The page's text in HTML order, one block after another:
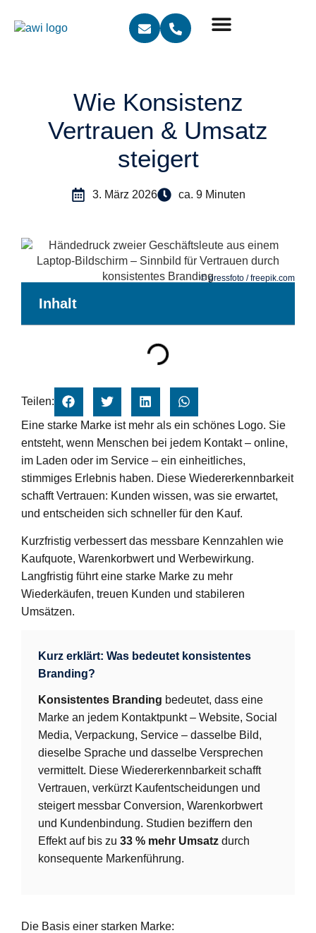
Wie Konsistenz
Vertrauen & Umsatz
steigert
3. März 2026 ca. 9 Minuten
© pressfoto / freepik.com
Eine starke Marke ist mehr als ein schönes Logo. Sie
entsteht, wenn Menschen bei jedem Kontakt – online,
im Laden oder im Service – ein einheitliches,
stimmiges Erlebnis haben. Diese Wiedererkennbarkeit
schafft Vertrauen: Kunden wissen, was sie erwartet,
und entscheiden sich schneller für den Kauf.
Kurzfristig verbessert das messbare Kennzahlen wie
Kaufquote, Warenkorbwert und Werbewirkung.
Langfristig führt eine starke Marke zu mehr
Wiederkäufen, treuen Kunden und stabileren
Umsätzen.
Kurz erklärt: Was bedeutet konsistentes
Branding?
Konsistentes Branding bedeutet, dass eine
Marke an jedem Kontaktpunkt – Website, Social
Media, Verpackung, Service – dasselbe Bild,
dieselbe Sprache und dasselbe Versprechen
vermittelt. Diese Wiedererkennbarkeit schafft
Vertrauen, verkürzt Kaufentscheidungen und
steigert messbar Conversion, Warenkorbwert
und Kundenbindung. Studien beziffern den
Effekt auf bis zu 33 % mehr Umsatz durch
konsequente Markenführung.
Die Basis einer starken Marke:
Inhalt
Teilen: